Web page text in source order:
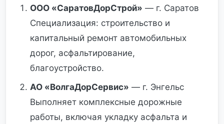
ООО «СаратовДорСтрой» — г. Саратов
Специализация: строительство и
капитальный ремонт автомобильных
дорог, асфальтирование,
благоустройство.
АО «ВолгаДорСервис» — г. Энгельс
Выполняет комплексные дорожные
работы, включая укладку асфальта и